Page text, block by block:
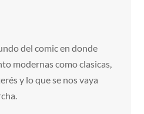
del comic en donde
modernas como clasicas,
y lo que se nos vaya